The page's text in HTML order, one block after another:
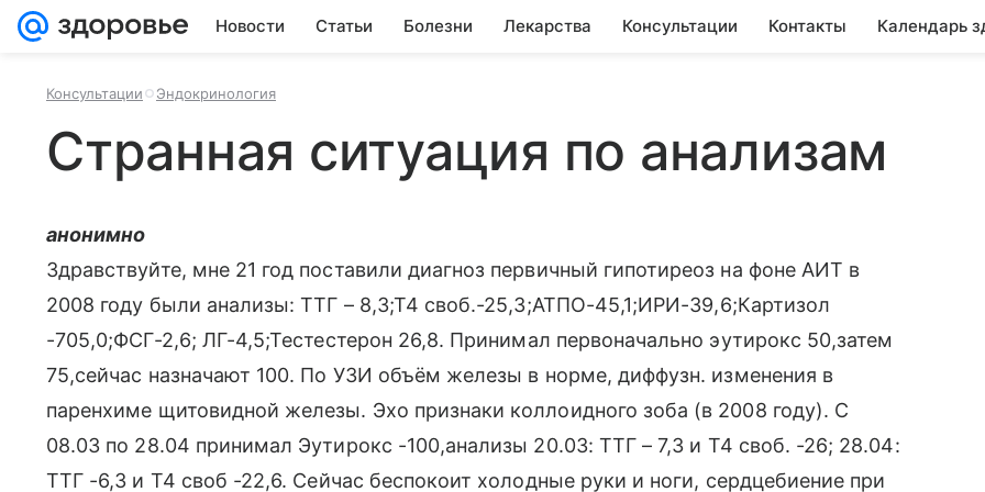
Новости Статьи Болезни Лекарства Консультации Контакты Календарь
Консультации Эндокринология
Странная ситуация по анализам
анонимно
Здравствуйте, мне 21 год поставили диагноз первичный гипотиреоз на фоне АИТ в
2008 году были анализы: ТТГ – 8,3;Т4 своб.-25,3;АТПО-45,1;ИРИ-39,6;Картизол
-705,0;ФСГ-2,6; ЛГ-4,5;Тестестерон 26,8. Принимал первоначально эутирокс 50,затем
75,сейчас назначают 100. По УЗИ объём железы в норме, диффузн. изменения в
паренхиме щитовидной железы. Эхо признаки коллоидного зоба (в 2008 году). С
08.03 по 28.04 принимал Эутирокс -100,анализы 20.03: ТТГ – 7,3 и Т4 своб. -26; 28.04:
ТТГ -6,3 и Т4 своб -22,6. Сейчас беспокоит холодные руки и ноги, сердцебиение при